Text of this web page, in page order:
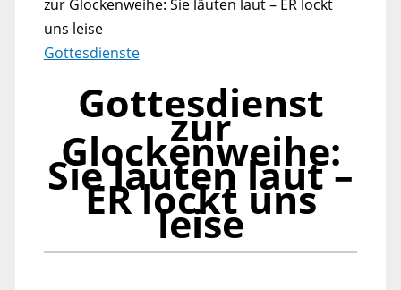
zur Glockenweihe: Sie läuten laut – ER lockt
uns leise
Gottesdienste
Gottesdienst
zur
Glockenweihe:
Sie läuten laut –
ER lockt uns
leise